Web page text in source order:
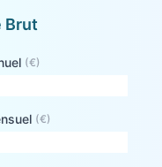
Brut
(€)
(€)